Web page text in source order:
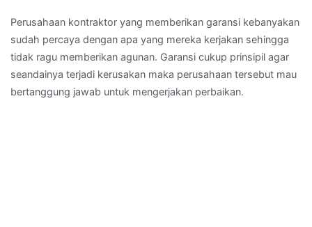
Perusahaan kontraktor yang memberikan garansi kebanyakan
sudah percaya dengan apa yang mereka kerjakan sehingga
tidak ragu memberikan agunan. Garansi cukup prinsipil agar
seandainya terjadi kerusakan maka perusahaan tersebut mau
bertanggung jawab untuk mengerjakan perbaikan.